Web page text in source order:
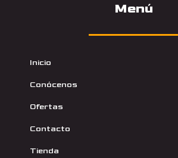
Menú
Inicio
Conócenos
Ofertas
Contacto
Tienda